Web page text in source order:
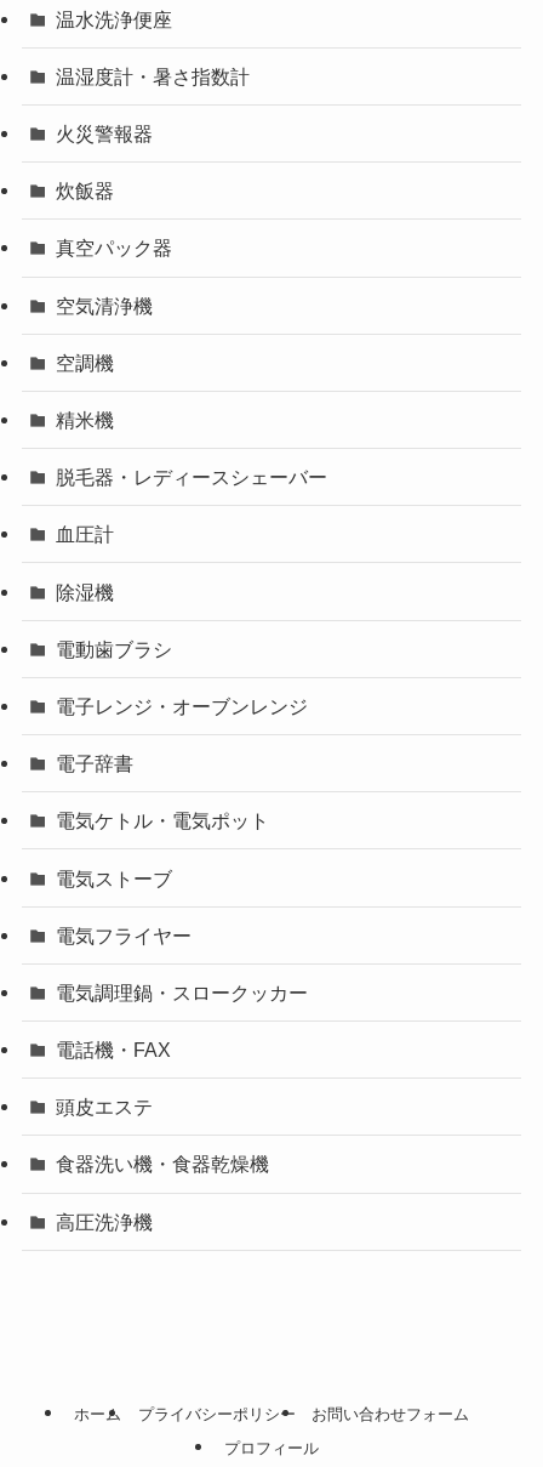
温水洗浄便座
温湿度計・暑さ指数計
火災警報器
炊飯器
真空パック器
空気清浄機
空調機
精米機
脱毛器・レディースシェーバー
血圧計
除湿機
電動歯ブラシ
電子レンジ・オーブンレンジ
電子辞書
電気ケトル・電気ポット
電気ストーブ
電気フライヤー
電気調理鍋・スロークッカー
電話機・FAX
頭皮エステ
食器洗い機・食器乾燥機
高圧洗浄機
ホーム プライバシーポリシー
お問い合わせフォーム
プロフィール